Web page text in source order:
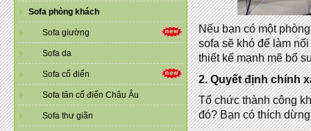
Sofa phòng khách
Sofa giường
Sofa da
Sofa cổ điển
Sofa tân cổ điển Châu Âu
Sofa thư giãn
Nếu bạn có một
sofa sẽ khó để làm
thiết kế mạnh mẽ bổ
2.Quyết định chính
Tổ chức thành công
đó? Bạn có thích